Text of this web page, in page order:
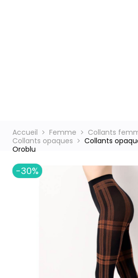
Accueil Femme Collants
Collants opaques
Collants
Oroblu
-30%